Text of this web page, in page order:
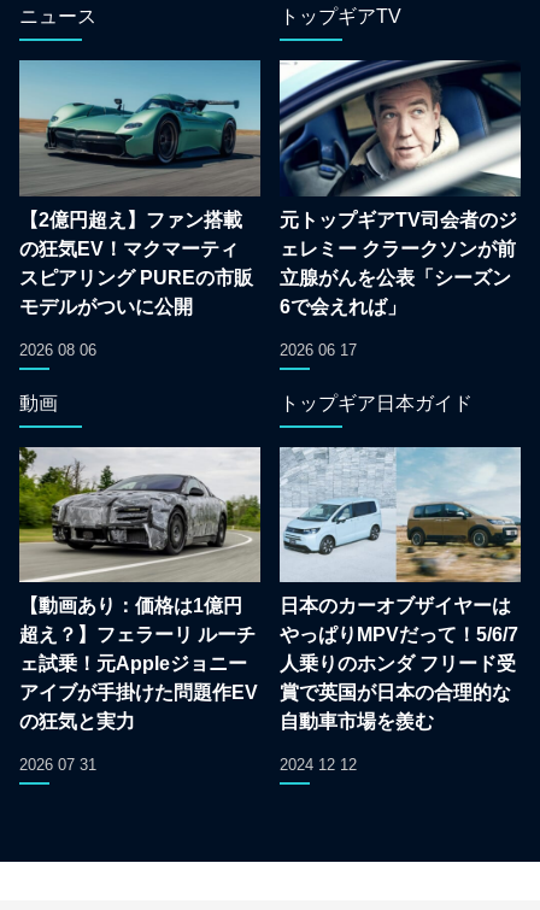
ニュース
【2億円超え】ファン搭載
の狂気EV！マクマーティ
スピアリング PUREの市販
モデルがついに公開
2026 08 06
トップギアTV
元トップギアTV司会者のジ
ェレミー クラークソンが前
立腺がんを公表「シーズン
6で会えれば」
2026 06 17
動画
【動画あり：価格は1億円
超え？】フェラーリ ルーチ
ェ試乗！元Appleジョニー
アイブが手掛けた問題作EV
の狂気と実力
2026 07 31
トップギア日本ガイド
日本のカーオブザイヤーは
やっぱりMPVだって！5/6/7
人乗りのホンダ フリード受
賞で英国が日本の合理的な
自動車市場を羨む
2024 12 12